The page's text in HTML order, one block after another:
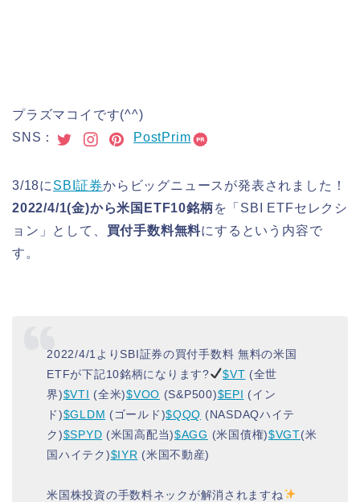
プラズマコイです(^^)
SNS：
PostPrim
3/18に SBI証券からビッグニュースが発表されました！
2022/4/1(金)から米国ETF10銘柄を「SBI ETFセレクシ
ョン」として、 買付手数料無料にするという内容で
す。
2022/4/1よりSBI証券の買付手数料 無料の米国
ETFが下記10銘柄になります?
$VT (全世
界)$VTI (全米)$VOO (S&P500)$EPI (イン
ド)$GLDM (ゴールド)$QQQ (NASDAQハイテ
ク)$SPYD (米国高配当)$AGG (米国債権)$VGT(米
国ハイテク)$IYR (米国不動産)
米国株投資の手数料ネックが解消されますね